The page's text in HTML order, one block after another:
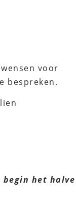
voor
bespreken.
begin het halve